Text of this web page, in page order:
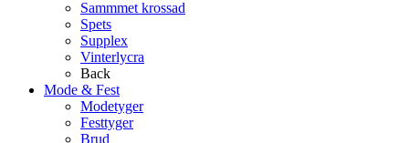
Sammmet krossad
Spets
Supplex
Vinterlycra
Back
Mode & Fest
Modetyger
Festtyger
Brud